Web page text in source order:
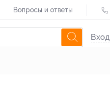
Вопросы и ответы
Вход